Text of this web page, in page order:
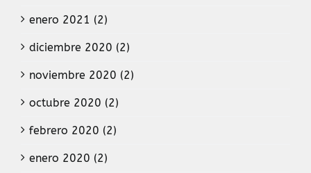
enero 2021 (2)
diciembre 2020 (2)
noviembre 2020 (2)
octubre 2020 (2)
febrero 2020 (2)
enero 2020 (2)